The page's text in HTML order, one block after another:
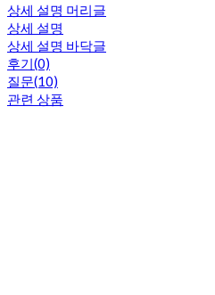
상세 설명 머리글
상세 설명
상세 설명 바닥글
후기(0)
질문(10)
관련 상품